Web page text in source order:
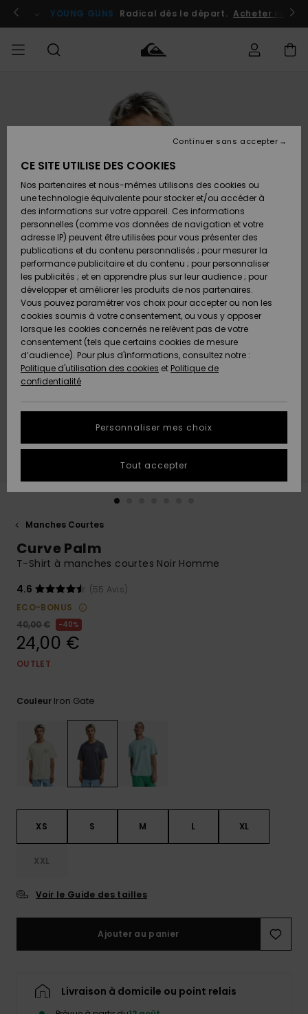
l'information
le
Se connecter / s'inscrire
YOUNG GUNS Radical dès le départ. Acheter
Vêtements
Chaussures
& Tongs
Surf
Snow
Nouveautés
A
Découvrir
Vêtements
Chaussures
& Tongs
Surf
Snow
Nouveautés
A
Découvrir
FEMME
Shop
A
Découvrir
Snow
SURF
Shop
Homme
Surf
Shop
Enfant
Highlights
Communauté
SNOW
Snow
Shop
Homme
Snow
Shop
Enfant
Snow
Shop
Femme
A
Découvrir
Communauté
OUTLET
Outlet
Homme
Enfant
Outlet
Femme
AIDE &
CONTACT
Accéder à
commande
Retours
Paiement
Carte
Cadeau
Quiksilver
Freedom
Protection
des
tailles
conversation
obtenir la
plus rapide
à votre
Démarrer
et notre
formulaire
de
contact.
Consulter
MAGASINS
QUIKSILVER
Manches Courtes
Curve Palm
T-Shirt à manches courtes Noir Homme
4.6
(55 Avis)
ECO-BONUS
40,00 €
40%
24,00 €
OUTLET
Couleur Iron Gate
XS S M L XL
XXL
Voir le Guide des tailles
Ajouter au panier
Livraison à domicile ou point relais
CE SITE UTILISE DES COOKIES
Nos partenaires et nous-mêmes utilisons des cookies ou
une technologie équivalente pour stocker et/ou accéder à
des informations sur votre appareil. Ces informations
personnelles (comme vos données de navigation et votre
adresse IP) peuvent être utilisées pour vous présenter des
publications et du contenu personnalisés ; pour mesurer la
performance publicitaire et du contenu ; pour personnaliser
les publicités ; et en apprendre plus sur leur audience ; pour
développer et améliorer les produits de nos partenaires.
Vous pouvez paramétrer vos choix pour accepter ou non les
cookies soumis à votre consentement, ou vous y opposer
lorsque les cookies concernés ne relèvent pas de votre
consentement (tels que certains cookies de mesure
d’audience). Pour plus d'informations, consultez notre :
Politique d'utilisation des cookies et Politique de
confidentialité
Personnaliser mes choix
Continuer sans accepter
Tout accepter